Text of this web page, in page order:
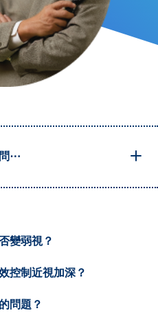
⋯
變弱視？
控制近視加深？
問題？